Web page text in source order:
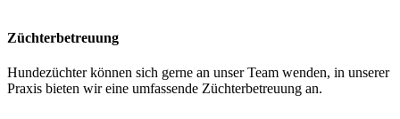
Züchterbetreuung
Hundezüchter können sich gerne an unser Team wenden, in unserer
Praxis bieten wir eine umfassende Züchterbetreuung an.